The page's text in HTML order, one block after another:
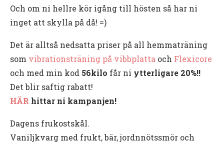
Och om ni hellre kör igång till hösten så har ni
inget att skylla på då! =)
Det är alltså nedsatta priser på all hemmaträning
som vibrationsträning på vibbplatta och Flexicore
och med min kod 56kilo får ni ytterligare 20%!!
Det blir saftig rabatt!
HÄR hittar ni kampanjen!
Dagens frukostskål.
Vaniljkvarg med frukt, bär, jordnnötssmör och